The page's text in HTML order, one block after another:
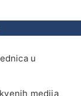
u
medija